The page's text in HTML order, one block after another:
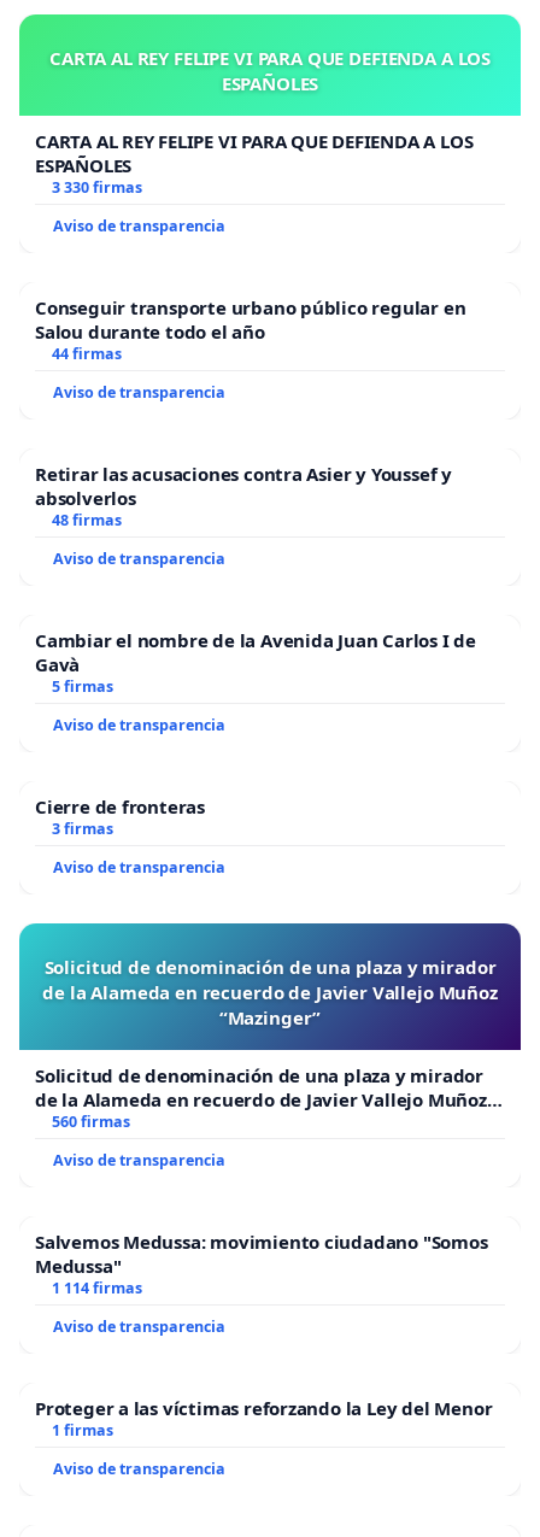
CARTA AL REY FELIPE VI PARA QUE DEFIENDA A LOS
ESPAÑOLES
CARTA AL REY FELIPE VI PARA QUE DEFIENDA A LOS
ESPAÑOLES
3 330 firmas
Aviso de transparencia
Conseguir transporte urbano público regular en
Salou durante todo el año
44 firmas
Aviso de transparencia
Retirar las acusaciones contra Asier y Youssef y
absolverlos
48 firmas
Aviso de transparencia
Cambiar el nombre de la Avenida Juan Carlos I de
Gavà
5 firmas
Aviso de transparencia
Cierre de fronteras
3 firmas
Aviso de transparencia
Solicitud de denominación de una plaza y mirador
de la Alameda en recuerdo de Javier Vallejo Muñoz
“Mazinger”
Solicitud de denominación de una plaza y mirador
de la Alameda en recuerdo de Javier Vallejo Muñoz
“Mazinger”
560 firmas
Aviso de transparencia
Salvemos Medussa: movimiento ciudadano "Somos
Medussa"
1 114 firmas
Aviso de transparencia
Proteger a las víctimas reforzando la Ley del Menor
1 firmas
Aviso de transparencia